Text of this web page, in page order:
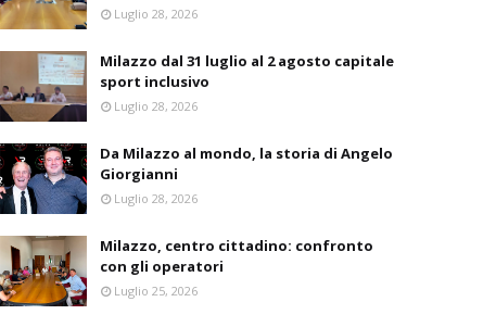
Luglio 28, 2026
Milazzo dal 31 luglio al 2 agosto capitale
sport inclusivo
Luglio 28, 2026
Da Milazzo al mondo, la storia di Angelo
Giorgianni
Luglio 28, 2026
Milazzo, centro cittadino: confronto
con gli operatori
Luglio 25, 2026